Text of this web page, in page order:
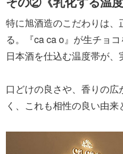
特に旭酒造のこだわりは
る。『ca ca o』が生チョ
日本酒を仕込む温度帯が、
口どけの良さや、香りの
く、これも相性の良い由来